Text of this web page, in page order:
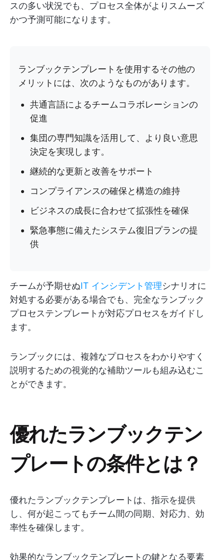
スの多い状況でも、プロセス全体がよりスムーズ
かつ予測可能になります。
ランブックテンプレートを使用するその他の
メリットには、次のようなものがあります。
共通言語によるチームコラボレーションの
促進
集団の専門知識を活用して、より良い意思
決定を実現します。
継続的な更新と改善をサポート
コンプライアンスの確保と構造の維持
ビジネスの成長に合わせて拡張性を確保
緊急事態に備えたシステム復旧プランの提
供
チームが予期せぬIT インシデント管理シナリオに
対処する必要がある場合でも、完全なランブック
プロセステンプレートが対応プロセスをガイドし
ます。
ランブックには、複雑なプロセスをわかりやすく
説明するための視覚的な補助ツールも組み込むこ
とができます。
優れたランブックテン
プレートの条件とは？
優れたランブックテンプレートは、指示を提供
し、何が起こってもチーム間の同期、対応力、効
率性を確保します。
効果的なランブックテンプレートの鍵となる要素